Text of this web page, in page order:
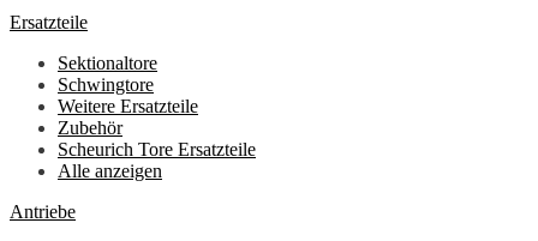
Ersatzteile
Sektionaltore
Schwingtore
Weitere Ersatzteile
Zubehör
Scheurich Tore Ersatzteile
Alle anzeigen
Antriebe